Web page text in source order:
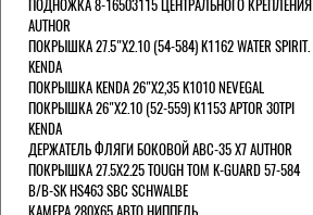
ПОДНОЖКА 8-16503115 ЦЕНТРАЛЬНОГО КРЕПЛЕНИЯ
AUTHOR
ПОКРЫШКА 27.5"Х2.10 (54-584) K1162 WATER SPIRIT.
KENDA
ПОКРЫШКА KENDA 26"Х2,35 K1010 NEVEGAL
ПОКРЫШКА 26"Х2.10 (52-559) K1153 APTOR 30TPI
KENDA
ДЕРЖАТЕЛЬ ФЛЯГИ БОКОВОЙ ABC-35 X7 AUTHOR
ПОКРЫШКА 27.5X2.25 TOUGH TOM K-GUARD 57-584
B/B-SK HS463 SBC SCHWALBE
КАМЕРА 280Х65 АВТО НИППЕЛЬ